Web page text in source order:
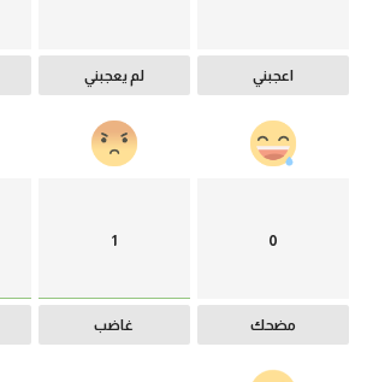
اعجبني لم يعجبني
0
مضحك
1
غاضب